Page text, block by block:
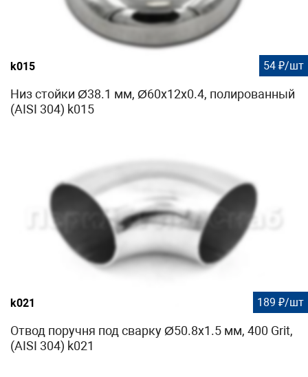
k015 54 ₽/шт
Низ стойки Ø38.1 мм, Ø60х12х0.4, полированный
(AISI 304) k015
k021 189 ₽/шт
Отвод поручня под сварку Ø50.8х1.5 мм, 400 Grit,
(AISI 304) k021